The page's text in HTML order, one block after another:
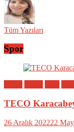
Tüm Yazıları
Spor
TECO
26 Aralık 202222